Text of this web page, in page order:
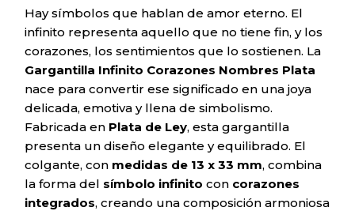
Hay símbolos que hablan de amor eterno. El
infinito representa aquello que no tiene fin, y los
corazones, los sentimientos que lo sostienen. La
Gargantilla Infinito Corazones Nombres Plata
nace para convertir ese significado en una joya
delicada, emotiva y llena de simbolismo.
Fabricada en Plata de Ley, esta gargantilla
presenta un diseño elegante y equilibrado. El
colgante, con medidas de 13 x 33 mm, combina
la forma del símbolo infinito con corazones
integrados, creando una composición armoniosa